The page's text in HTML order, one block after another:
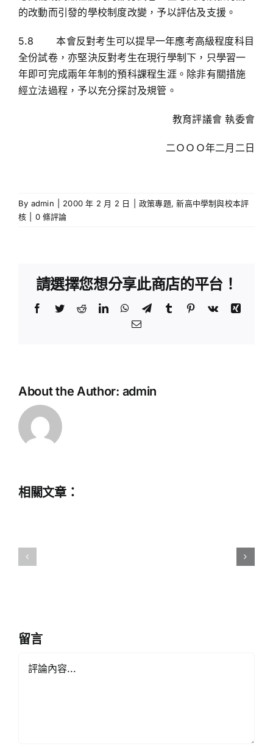
的改動而引發的學校制度改變，予以評估及支援。
5.8 本會反對考生可以提早一年應考高級程度科目
全份試卷，亦堅決反對考生在現行學制下，只學習一
年即可完成兩年年制的預科課程生涯。除非有關措施
經立法過程，予以充分探討及規管。
教育評議會 執委會
二ＯＯＯ年二月二日
By admin 2000 年 2 月 2 日 政策專題,新高中學制與校本評
核
0 條評論
請選擇您想分享此商店的平台！
Facebook
TwitterRedditLinkedInWhatsApp
TelegramTumblr Pinterest
Vk
Xing
Email:
About the Author: admin
相關文章：中
留言